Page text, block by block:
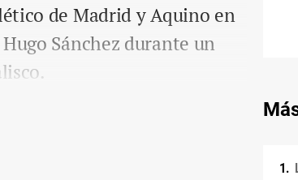
de Madrid y Aquino en
Sánchez durante un